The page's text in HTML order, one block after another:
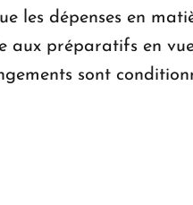
les dépenses en
aux préparatifs en
sont